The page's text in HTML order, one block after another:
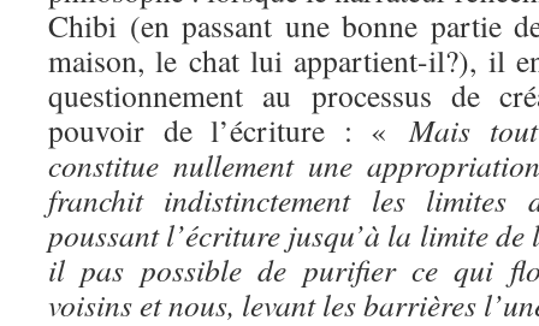
Chibi (en passant une bonne partie
maison, le chat lui appartient-il?), il
questionnement au processus de
pouvoir de l’écriture : «Mais
constitue nullement une
franchit indistinctement les limites
poussant l’écriture jusqu’à la limite de
il pas possible de purifier ce qui
voisins et nous, levant les barrières